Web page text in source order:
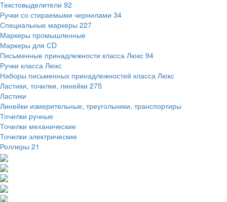
Текстовыделители 92
Ручки со стираемыми чернилами 34
Специальные маркеры 227
Маркеры промышленные
Маркеры для СD
Письменные принадлежности класса Люкс 94
Ручки класса Люкс
Наборы письменных принадлежностей класса Люкс
Ластики, точилки, линейки 275
Ластики
Линейки измерительные, треугольники, транспортиры
Точилки ручные
Точилки механические
Точилки электрические
Роллеры 21